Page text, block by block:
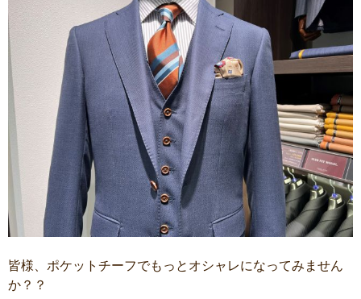
皆様、ポケットチーフでもっとオシャレになってみません
か？？